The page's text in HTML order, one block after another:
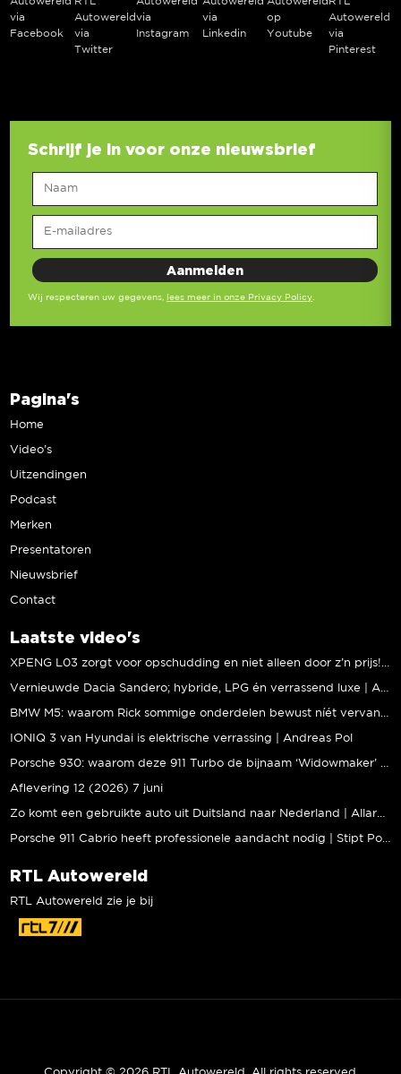
via
Facebook
Autowereld
via
Twitter
via
Instagram
via
Linkedin
op
Youtube
Autowereld
via
Pinterest
Schrijf je in voor onze nieuwsbrief
Wij respecteren uw gegevens, lees meer in onze Privacy Policy
Pagina's
Home
Video’s
Uitzendingen
Podcast
Merken
Presentatoren
Nieuwsbrief
Contact
Laatste video's
IONIQ 3 van Hyundai is elektrische verrassing | Andreas Pol
Aflevering 12 (2026) 7 juni
RTL Autowereld
RTL Autowereld zie je bij